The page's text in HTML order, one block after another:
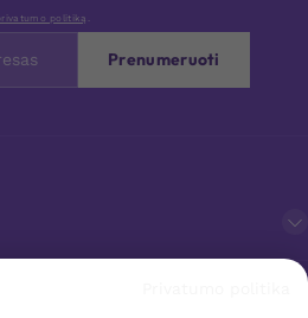
politiką .
Prenumeruoti